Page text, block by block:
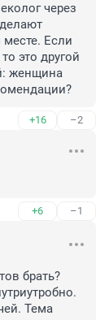
через
Если
это другой
женщина
+16 –2
+6 –1
брать?
Тема